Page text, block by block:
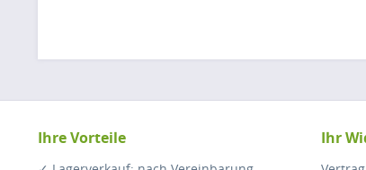
Ihre Vorteile Ihr